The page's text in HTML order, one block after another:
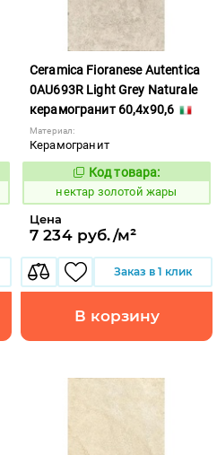
Ceramica Fioranese Autentica
0AU693R Light Grey Naturale
керамогранит 60,4x90,6
Материал:
Керамогранит
1129150
Код товара:
нектар золотой жары
Цена
7 234 руб./м²
Заказ в 1 клик
В корзину